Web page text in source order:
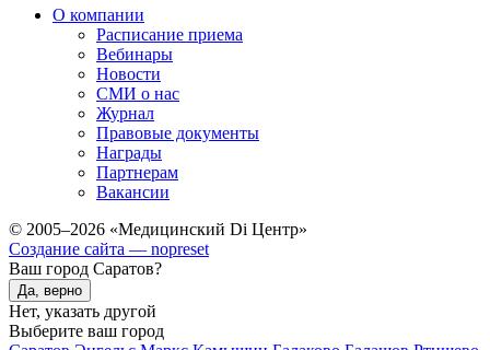
О компании
Расписание приема
Вебинары
Новости
СМИ о нас
Журнал
Правовые документы
Награды
Партнерам
Вакансии
© 2005–2026 «Медицинский Di Центр»
Создание сайта — nopreset
Ваш город Саратов?
Да, верно
Нет, указать другой
Выберите ваш город